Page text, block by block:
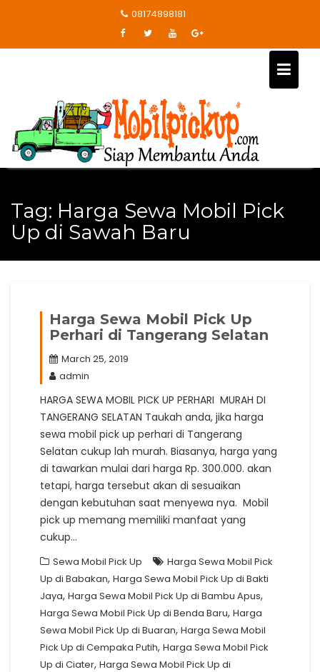
08174898181
Tag: Harga Sewa Mobil Pick
Up di Sawah Baru
Harga Sewa Mobil Pick Up
Perhari di Tangerang Selatan
March 25, 2019
admin
HARGA SEWA MOBIL PICK UP PERHARI MURAH DI
TANGERANG SELATAN Taukah anda, jika harga
sewa mobil pick up perhari di Tangerang
Selatan cukup lah murah. Biasanya, harga yang
di tawarkan mulai dari harga Rp. 300.000. akan
tetapi, harga tersebut akan di sesuaikan
dengan kebutuhan saat menyewa nya. Mobil
pick up memang memiliki manfaat yang
cukup…
Sewa Mobil Pick Up
Harga Sewa Mobil Pick
Up di Babakan, Harga Sewa Mobil Pick Up di Bakti
Jaya, Harga Sewa Mobil Pick Up di Bambu Apus,
Harga Sewa Mobil Pick Up di Benda Baru, Harga
Sewa Mobil Pick Up di Buaran, Harga Sewa Mobil
Pick Up di Cempaka Putih, Harga Sewa Mobil Pick
Up di Ciater, Harga Sewa Mobil Pick Up di